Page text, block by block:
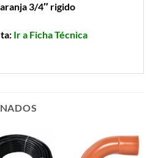
3/4″ rigido
Ir a Ficha Técnica